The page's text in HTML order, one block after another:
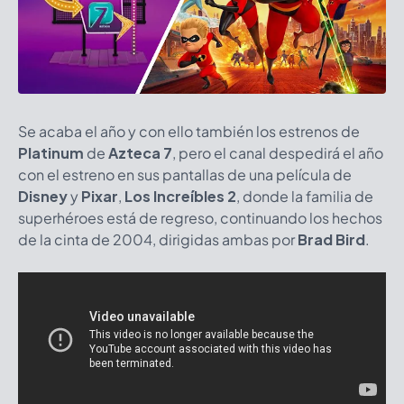
Se acaba el año y con ello también los estrenos de
Platinum deAzteca 7, pero el canal despedirá el año
con el estreno en sus pantallas de una película de
DisneyyPixar, Los Increíbles 2, donde la familia de
superhéroes está de regreso, continuando los hechos
de la cinta de 2004, dirigidas ambas porBrad Bird.